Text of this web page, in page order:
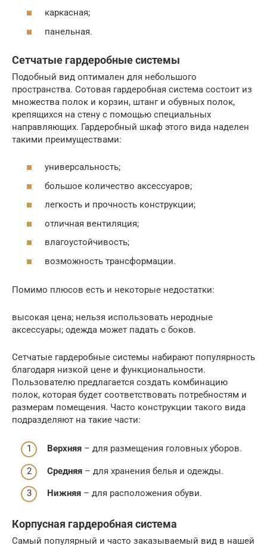
каркасная;
панельная.
Сетчатые гардеробные системы
Подобный вид оптимален для небольшого
пространства. Сотовая гардеробная система состоит из
множества полок и корзин, штанг и обувных полок,
крепящихся на стену с помощью специальных
направляющих. Гардеробный шкаф этого вида наделен
такими преимуществами:
универсальность;
большое количество аксессуаров;
легкость и прочность конструкции;
отличная вентиляция;
влагоустойчивость;
возможность трансформации.
Помимо плюсов есть и некоторые недостатки:
высокая цена; нельзя использовать неродные
аксессуары; одежда может падать с боков.
Сетчатые гардеробные системы набирают популярность
благодаря низкой цене и функциональности.
Пользователю предлагается создать комбинацию
полок, которая будет соответствовать потребностям и
размерам помещения. Часто конструкции такого вида
подразделяют на такие части:
Верхняя – для размещения головных уборов.
Средняя – для хранения белья и одежды.
Нижняя – для расположения обуви.
Корпусная гардеробная система
Самый популярный и часто заказываемый вид в нашей